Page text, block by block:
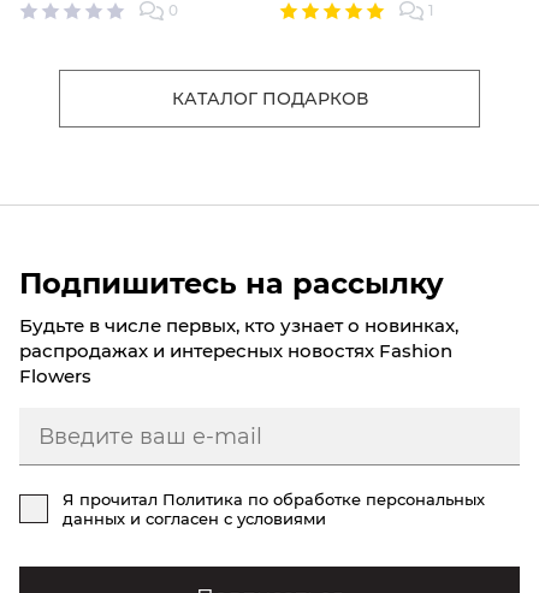
0 1
КАТАЛОГ ПОДАРКОВ
Подпишитесь на рассылку
Будьте в числе первых, кто узнает о новинках,
распродажах и интересных новостях Fashion
Flowers
Я прочитал Политика по обработке персональных
данных и согласен с условиями